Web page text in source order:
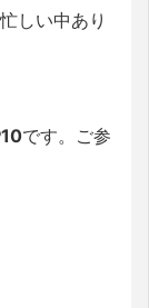
しい中あり
です。ご参